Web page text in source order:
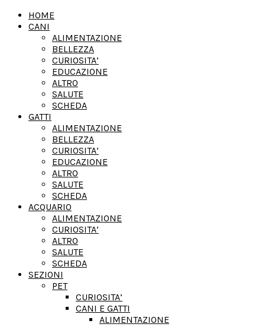
HOME
CANI
ALIMENTAZIONE
BELLEZZA
CURIOSITA’
EDUCAZIONE
ALTRO
SALUTE
SCHEDA
GATTI
ALIMENTAZIONE
BELLEZZA
CURIOSITA’
EDUCAZIONE
ALTRO
SALUTE
SCHEDA
ACQUARIO
ALIMENTAZIONE
CURIOSITA’
ALTRO
SALUTE
SCHEDA
SEZIONI
PET
CURIOSITA’
CANI E GATTI
ALIMENTAZIONE